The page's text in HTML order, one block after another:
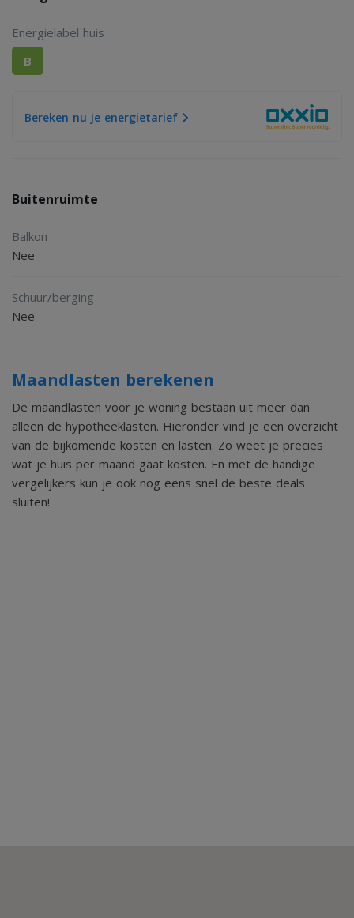
Energielabel huis
B
Bereken nu je energietarief
Buitenruimte
Balkon
Nee
Schuur/berging
Nee
Maandlasten berekenen
De maandlasten voor je woning bestaan uit meer dan
alleen de hypotheeklasten. Hieronder vind je een overzicht
van de bijkomende kosten en lasten. Zo weet je precies
wat je huis per maand gaat kosten. En met de handige
vergelijkers kun je ook nog eens snel de beste deals
sluiten!